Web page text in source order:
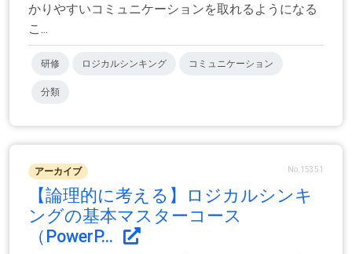
かりやすいコミュニケーションを取れるようになる
こ...
研修 ロジカルシンキング コミュニケーション
分類
アーカイブ No.15351
【論理的に考える】ロジカルシンキ
ングの基本マスターコース
（PowerP...